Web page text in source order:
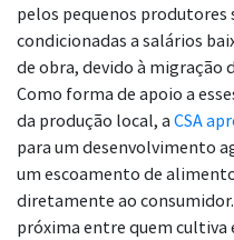
pelos pequenos produtores
condicionadas a salários
de obra, devido à migração
Como forma de apoio a
da produção local, a CSA
para um desenvolvimento
um escoamento de
diretamente ao
próxima entre quem cultiva